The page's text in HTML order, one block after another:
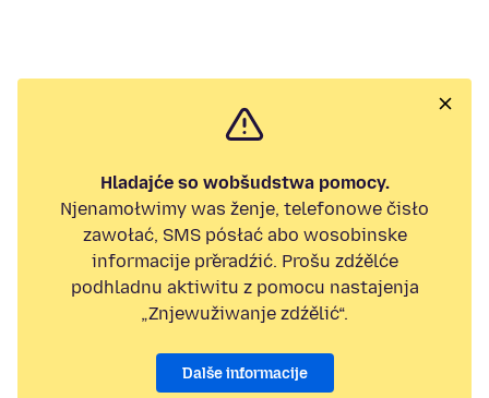
Hladajće so wobšudstwa pomocy.
Njenamołwimy was ženje, telefonowe čisło
zawołać, SMS pósłać abo wosobinske
informacije přeradźić. Prošu zdźělće
podhladnu aktiwitu z pomocu nastajenja
„Znjewužiwanje zdźělić“.
Dalše informacije